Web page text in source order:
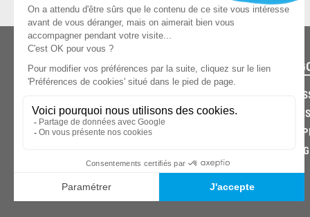
03.85.32.96.74
© 2026 - KPX PARTS - SITE CRÉÉ PARLET'S CLIC